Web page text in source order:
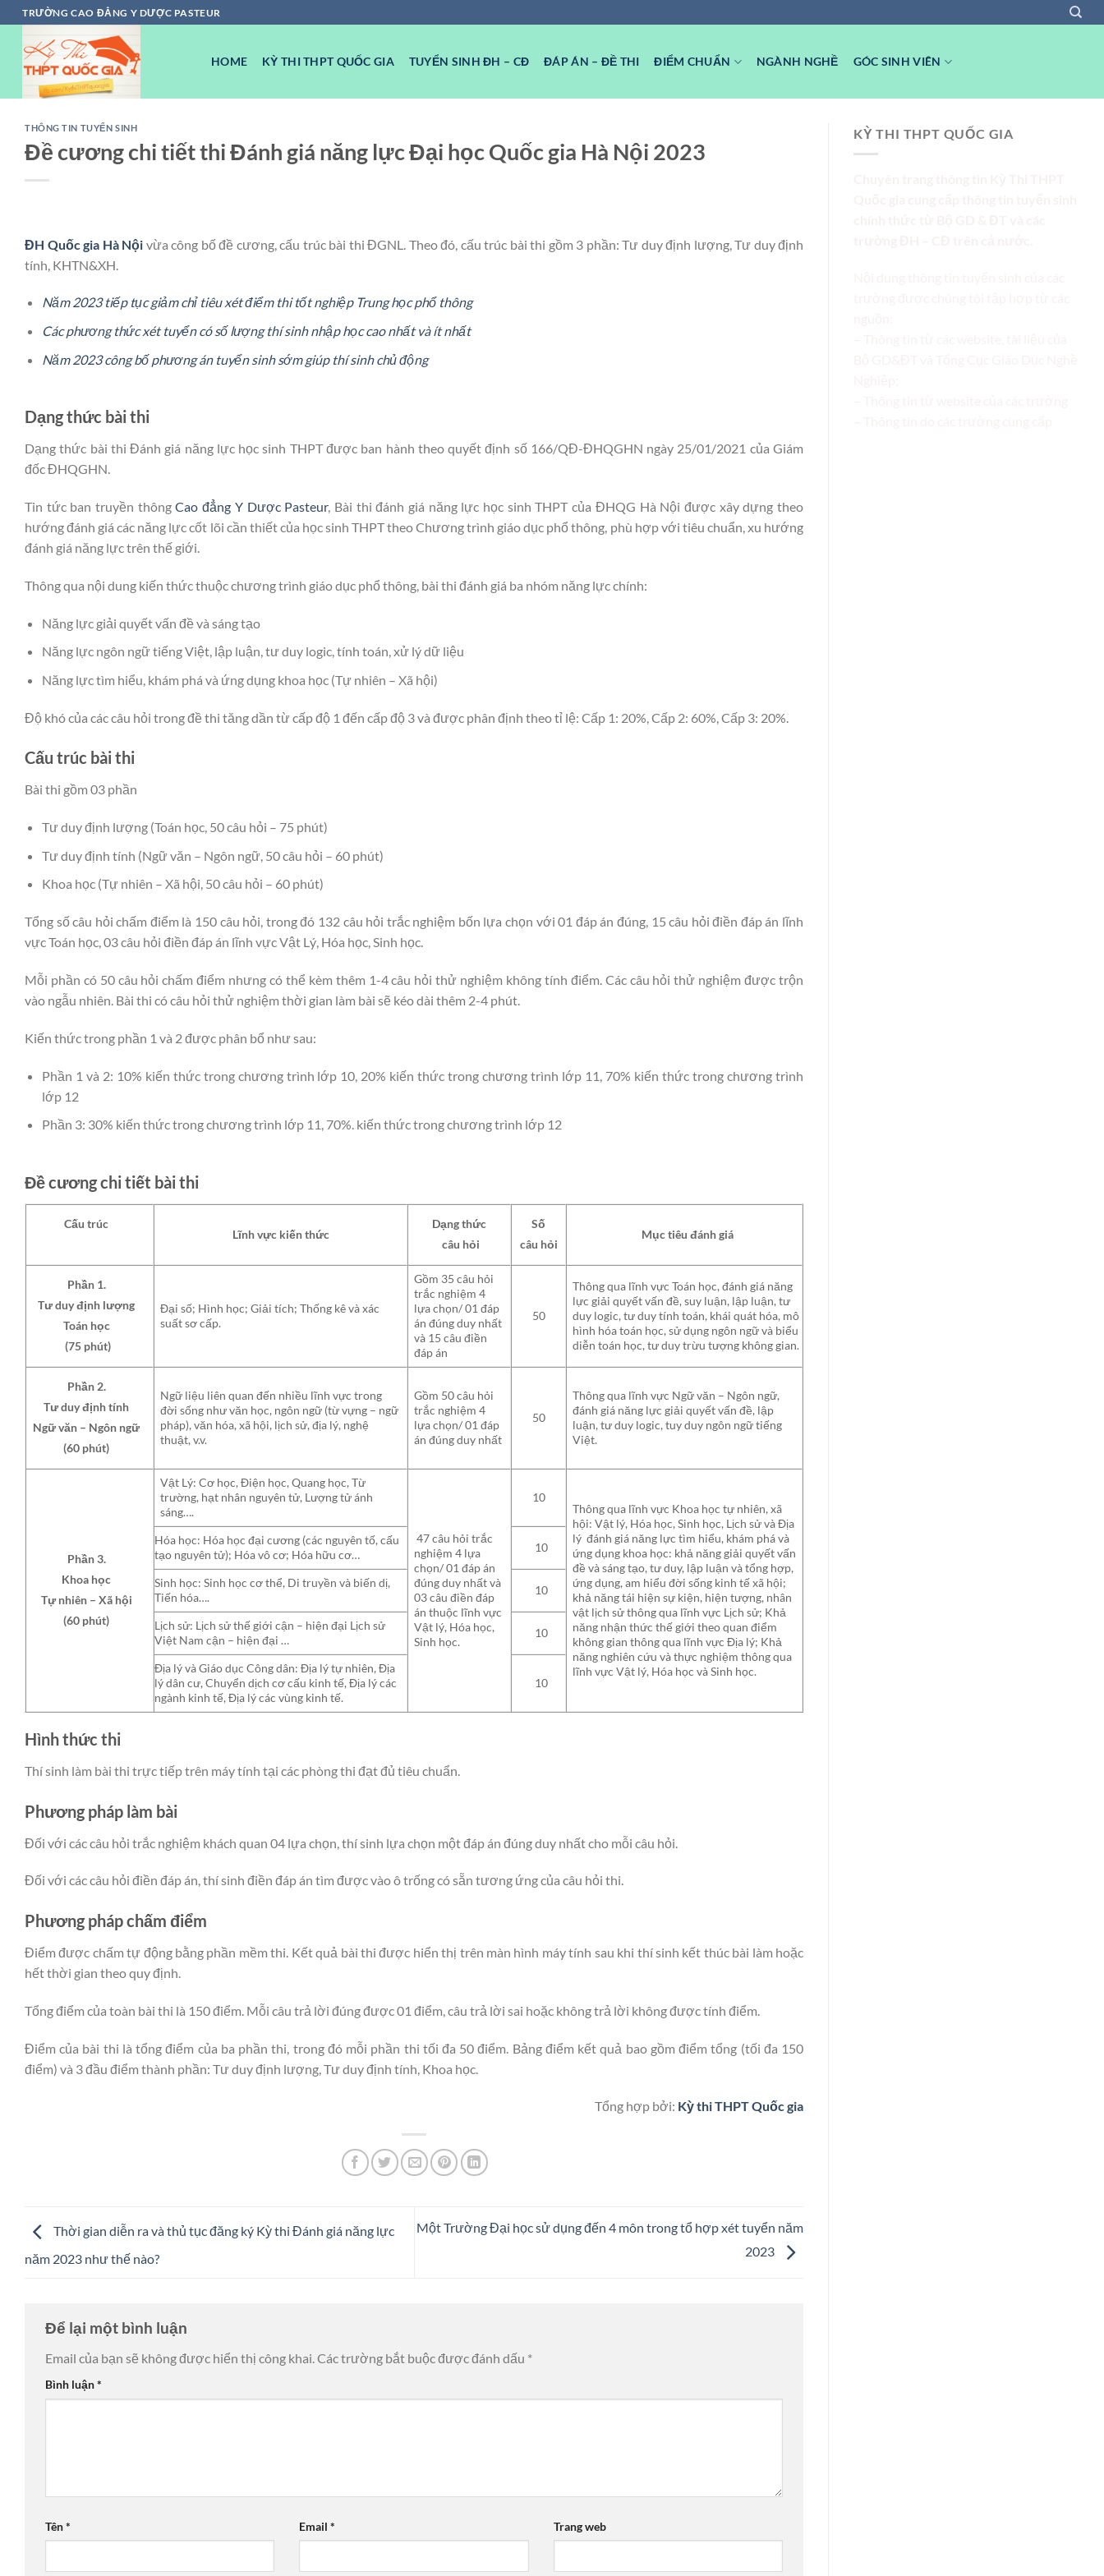
Chuyển
đến
dung
TRƯỜNG CAO ĐẲNG Y DƯỢC PASTEUR
HOME KỲ THI THPT QUỐC GIA TUYỂN SINH ĐH – CĐ ĐÁP ÁN – ĐỀ THI ĐIỂM CHUẨN NGÀNH NGHỀ GÓC SINH VIÊN
THÔNG TIN TUYỂN SINH
Đề cương chi tiết thi Đánh giá năng lực Đại học Quốc gia Hà Nội 2023
ĐH Quốc gia Hà Nội vừa công bố đề cương, cấu trúc bài thi ĐGNL. Theo đó, cấu trúc bài thi gồm 3 phần: Tư duy định lượng, Tư duy định
tính, KHTN&XH.
Năm 2023 tiếp tục giảm chỉ tiêu xét điểm thi tốt nghiệp Trung học phổ thông
Các phương thức xét tuyển có số lượng thí sinh nhập học cao nhất và ít nhất
Năm 2023 công bố phương án tuyển sinh sớm giúp thí sinh chủ động
Dạng thức bài thi
Dạng thức bài thiĐánh giá năng lực học sinh THPTđược ban hành theoquyết định số 166/QĐ-ĐHQGHN ngày 25/01/2021 của Giám
đốcĐHQGHN.
Tin tức ban truyền thôngCao đẳng Y Dược Pasteur, Bài thi đánh giá năng lực học sinh THPT của ĐHQG Hà Nội được xây dựng theo
hướng đánh giá các năng lực cốt lõi cần thiết của học sinh THPT theo Chương trình giáo dục phổ thông, phù hợp với tiêu chuẩn,xu hướng
đánh giá năng lực trên thế giới.
Thông qua nội dung kiến thức thuộc chương trình giáo dục phổ thông, bài thi đánh giá ba nhóm năng lực chính:
Năng lực giải quyếtvấn đề và sáng tạo
Năng lực ngôn ngữtiếng Việt, lập luận,tư duy logic, tính toán,xử lýdữliệu
Năng lực tìm hiểu, khám phá và ứng dụng khoa học (Tự nhiên – Xã hội)
Độ khó của các câu hỏi trong đề thi tăng dần từ cấp độ 1 đến cấp độ 3 và được phân định theo tỉ lệ: Cấp 1: 20%, Cấp 2: 60%, Cấp 3: 20%.
Cấu trúc bài thi
Bài thi gồm 03 phần
Tư duy định lượng (Toán học, 50 câu hỏi – 75 phút)
Tư duy định tính (Ngữ văn – Ngôn ngữ, 50 câu hỏi – 60 phút)
Khoa học (Tự nhiên – Xã hội, 50 câu hỏi – 60 phút)
Tổng số câu hỏi chấm điểm là 150 câu hỏi, trong đó 132 câu hỏi trắc nghiệm bốn lựa chọn với 01 đáp án đúng, 15 câu hỏi điền đáp án lĩnh
vực Toán học, 03 câu hỏi điền đáp án lĩnh vực Vật Lý, Hóa học, Sinh học.
Mỗi phần có 50 câu hỏi chấm điểm nhưng có thể kèm thêm 1-4 câu hỏi thử nghiệm không tính điểm. Các câu hỏi thử nghiệm được trộn
vào ngẫu nhiên. Bài thi có câu hỏi thử nghiệm thời gian làm bài sẽ kéo dài thêm 2-4 phút.
Kiến thức trong phần 1 và 2 được phân bổ như sau:
Phần 1 và 2: 10% kiến thức trong chương trình lớp 10, 20% kiến thức trong chương trình lớp 11, 70% kiến thức trong chương trình
lớp 12
Phần 3: 30% kiến thức trong chương trình lớp 11, 70%. kiến thức trong chương trình lớp 12
Đề cương chi tiết bài thi
Cấu trúc
Lĩnh vực kiến thức
Dạng thức
câu hỏi
Số
câu hỏi
Mục tiêu đánh giá
Phần 1.
Tư duy định lượng
Toán học
(75 phút)
Đại số; Hình học; Giải tích; Thống kê và xác
suất sơ cấp.
Gồm 35 câu hỏi
trắc nghiệm 4
lựa chọn/ 01 đáp
án đúng duy nhất
và 15 câu điền
đáp án
50
Thông qua lĩnh vực Toán học, đánh giá năng
lực giải quyết vấn đề, suy luận, lập luận, tư
duy logic, tư duy tính toán, khái quát hóa, mô
hình hóa toán học, sử dụng ngôn ngữ và biểu
diễn toán học, tư duy trừu tượng không gian.
Phần 2.
Tư duy định tính
Ngữ văn – Ngôn ngữ
(60 phút)
Ngữ liệu liên quan đến nhiều lĩnh vực trong
đời sống như văn học, ngôn ngữ (từ vựng – ngữ
pháp), văn hóa, xã hội, lịch sử, địa lý, nghệ
thuật, v.v.
Gồm 50 câu hỏi
trắc nghiệm 4
lựa chọn/ 01 đáp
án đúng duy nhất
50
Thông qua lĩnh vực Ngữ văn – Ngôn ngữ,
đánh giá năng lực giải quyết vấn đề, lập
luận, tư duy logic, tuy duy ngôn ngữ tiếng
Việt.
Phần 3.
Khoa học
Tự nhiên – Xã hội
(60 phút)
Vật Lý: Cơ học, Điện học, Quang học, Từ
trường, hạt nhân nguyên tử, Lượng tử ánh
sáng….
47 câu hỏi trắc
nghiệm 4 lựa
chọn/ 01 đáp án
đúng duy nhất và
03 câu điền đáp
án thuộc lĩnh vực
Vật lý, Hóa học,
Sinh học.
10
Thông qua lĩnh vực Khoa học tự nhiên, xã
hội: Vật lý, Hóa học, Sinh học, Lịch sử và Địa
lý đánh giá năng lực tìm hiểu, khám phá và
ứng dụng khoa học: khả năng giải quyết vấn
đề và sáng tạo, tư duy, lập luận và tổng hợp,
ứng dụng, am hiểu đời sống kinh tế xã hội;
khả năng tái hiện sự kiện, hiện tượng, nhân
vật lịch sử thông qua lĩnh vực Lịch sử; Khả
năng nhận thức thế giới theo quan điểm
không gian thông qua lĩnh vực Địa lý; Khả
năng nghiên cứu và thực nghiệm thông qua
lĩnh vực Vật lý, Hóa học và Sinh học.
Hóa học: Hóa học đại cương (các nguyên tố, cấu
tạo nguyên tử); Hóa vô cơ; Hóa hữu cơ…
10
Sinh học: Sinh học cơ thể, Di truyền và biến dị,
Tiến hóa….
10
Lịch sử: Lịch sử thế giới cận – hiện đại Lịch sử
Việt Nam cận – hiện đại …
10
Địa lý và Giáo dục Công dân: Địa lý tự nhiên, Địa
lý dân cư, Chuyển dịch cơ cấu kinh tế, Địa lý các
ngành kinh tế, Địa lý các vùng kinh tế.
10
Hình thức thi
Thí sinh làm bài thi trực tiếp trên máy tính tại các phòng thi đạt đủ tiêu chuẩn.
Phương pháp làm bài
Đối với các câu hỏi trắc nghiệm khách quan 04 lựa chọn, thí sinh lựa chọn một đáp án đúng duy nhất cho mỗi câu hỏi.
Đối với các câu hỏi điền đáp án, thí sinh điền đáp án tìm được vào ô trống có sẵn tương ứng của câu hỏi thi.
Phương pháp chấm điểm
Điểm được chấm tự động bằng phần mềm thi. Kết quả bài thi được hiển thị trên màn hình máy tính sau khi thí sinh kết thúc bài làm hoặc
hết thời gian theo quy định.
Tổng điểm của toàn bài thi là 150 điểm. Mỗi câu trả lời đúng được 01 điểm, câu trả lời sai hoặc không trả lời không được tính điểm.
Điểm của bài thi là tổng điểm của ba phần thi, trong đó mỗi phần thi tối đa 50 điểm. Bảng điểm kết quả bao gồm điểm tổng (tối đa 150
điểm) và 3 đầu điểm thành phần: Tư duy định lượng, Tư duy định tính, Khoa học.
Tổng hợp bởi: Kỳ thi THPT Quốc gia
Thời gian diễn ra và thủ tục đăng ký Kỳ thi Đánh giá năng lực
năm 2023 như thế nào?
Một Trường Đại học sử dụng đến 4 môn trong tổ hợp xét tuyển năm
2023
Để lại một bình luận
Email của bạn sẽ không được hiển thị công khai.Các trường bắt buộc được đánh dấu *
Bình luận*
Tên* Email* Trang web
KỲ THI THPT QUỐC GIA